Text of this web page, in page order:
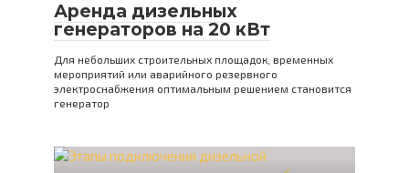
Аренда дизельных
генераторов на 20 кВт
Для небольших строительных площадок, временных
мероприятий или аварийного резервного
электроснабжения оптимальным решением становится
генератор